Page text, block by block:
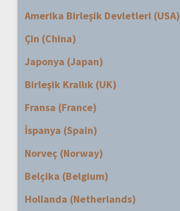
Amerika Birleşik Devletleri (USA)
Çin (China)
Japonya (Japan)
Birleşik Krallık (UK)
Fransa (France)
İspanya (Spain)
Norveç (Norway)
Belçika (Belgium)
Hollanda (Netherlands)